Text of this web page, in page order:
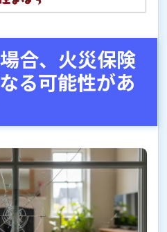
合、火災保険
る可能性があ